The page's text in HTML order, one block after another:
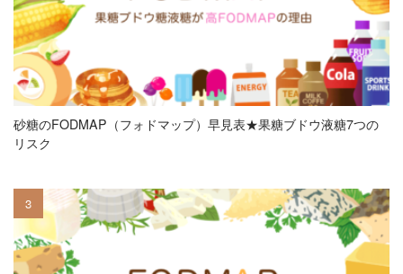
砂糖のFODMAP（フォドマップ）早見表★果糖ブドウ液糖7つの
リスク